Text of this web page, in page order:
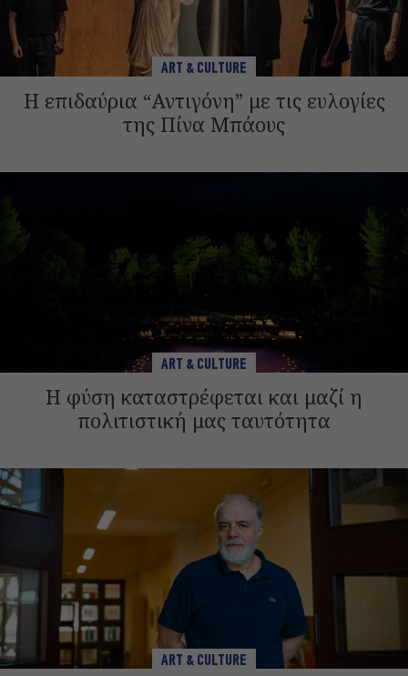
ART & CULTURE
Η επιδαύρια “Αντιγόνη” με τις ευλογίες
της Πίνα Μπάους
ART & CULTURE
Η φύση καταστρέφεται και μαζί η
πολιτιστική μας ταυτότητα
ART & CULTURE